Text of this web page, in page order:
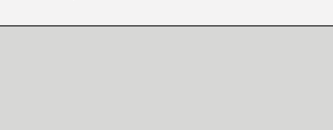
[GK] Guillermo del Toro